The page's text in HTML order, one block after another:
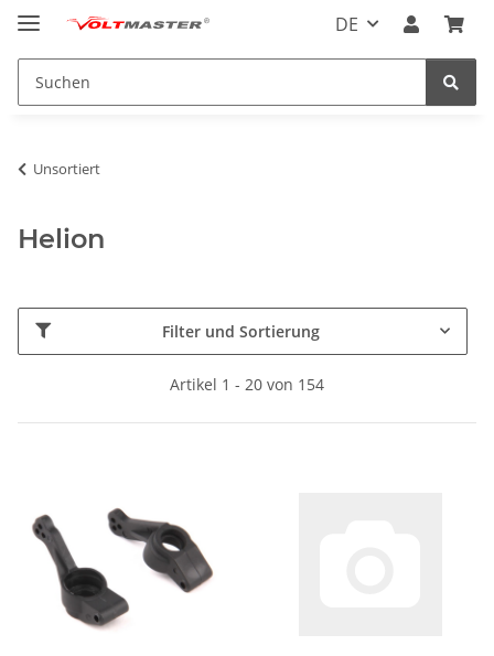
DE
Unsortiert
Helion
Filter und Sortierung
Artikel 1 - 20 von 154